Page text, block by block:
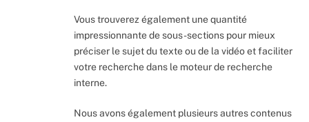
Vous trouverez également une quantité
impressionnante de sous-sections pour mieux
préciser le sujet du texte ou de la vidéo et faciliter
votre recherche dans le moteur de recherche
interne.
Nous avons également plusieurs autres contenus